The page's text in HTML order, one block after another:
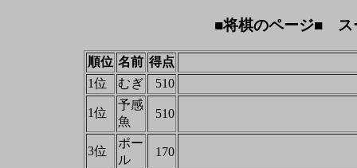
■将棋のページ■ ス
順位 名前 得点
1位
むぎ 510
1位
予感
魚
510
3位
ポー
ル
170